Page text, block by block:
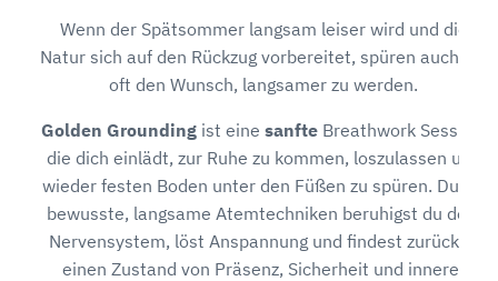
Wenn der Spätsommer langsam leiser wird und die
Natur sich auf den Rückzug vorbereitet, spüren auch wir
oft den Wunsch, langsamer zu werden.
Golden Groundingist eine sanfteBreathwork Session,
die dich einlädt, zur Ruhe zu kommen, loszulassen und
wieder festen Boden unter den Füßen zu spüren. Durch
bewusste, langsame Atemtechniken beruhigst du dein
Nervensystem, löst Anspannung und findest zurück in
einen Zustand von Präsenz, Sicherheit und innerer